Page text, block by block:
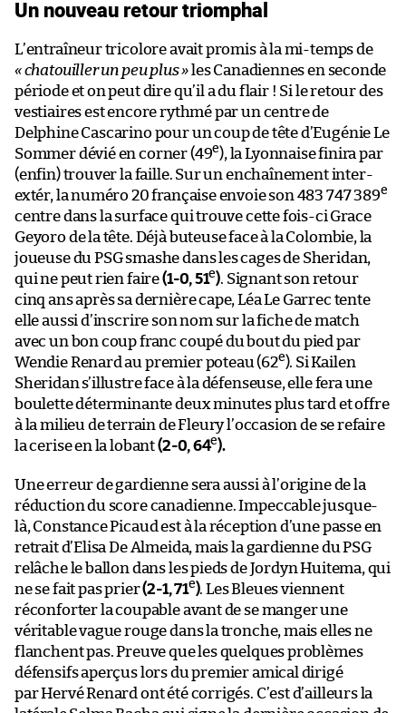
Un nouveau retour triomphal
L’entraîneur tricolore avait promis à la mi-temps de
« chatouiller un peu plus » les Canadiennes en seconde
période et on peut dire qu’il a du flair ! Si le retour des
vestiaires est encore rythmé par un centre de
Delphine Cascarino pour un coup de tête d’Eugénie Le
Sommer dévié en corner (49e), la Lyonnaise finira par
(enfin) trouver la faille. Sur un enchaînement inter-
extér, la numéro 20 française envoie son 483 747 389e
centre dans la surface qui trouve cette fois-ci Grace
Geyoro de la tête. Déjà buteuse face à la Colombie, la
joueuse du PSG smashe dans les cages de Sheridan,
qui ne peut rien faire(1-0, 51e). Signant son retour
cinq ans après sa dernière cape, Léa Le Garrec tente
elle aussi d’inscrire son nom sur la fiche de match
avec un bon coup franc coupé du bout du pied par
Wendie Renard au premier poteau (62e). Si Kailen
Sheridan s’illustre face à la défenseuse, elle fera une
boulette déterminante deux minutes plus tard et offre
à la milieu de terrain de Fleury l’occasion de se refaire
la cerise en la lobant(2-0, 64e).
Une erreur de gardienne sera aussi à l’origine de la
réduction du score canadienne. Impeccable jusque-
là, Constance Picaud est à la réception d’une passe en
retrait d’Elisa De Almeida, mais la gardienne du PSG
relâche le ballon dans les pieds de Jordyn Huitema, qui
ne se fait pas prier(2-1, 71e). Les Bleues viennent
réconforter la coupable avant de se manger une
véritable vague rouge dans la tronche, mais elles ne
flanchent pas. Preuve que les quelques problèmes
défensifs aperçus lors du premier amical dirigé
par Hervé Renard ont été corrigés. C’est d’ailleurs la